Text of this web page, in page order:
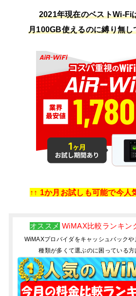
2021年現在のベストWi-Fi
月100GB使えるのに縛り無
↑↑ 1か月お試しも可能で今人
オススメ WiMAX比較ランキン
WiMAXプロバイダをキャッシュバックや
種類が多くて選ぶのに困っている方